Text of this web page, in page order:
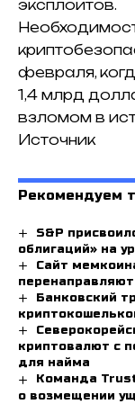
эксплоитов.
февраля,
1,4 млрд
взломом в
Источник
Рекомендуем
S&P
облигаций» на
Сайт
Банковский
криптовалют с
для найма
Команда
о возмещении